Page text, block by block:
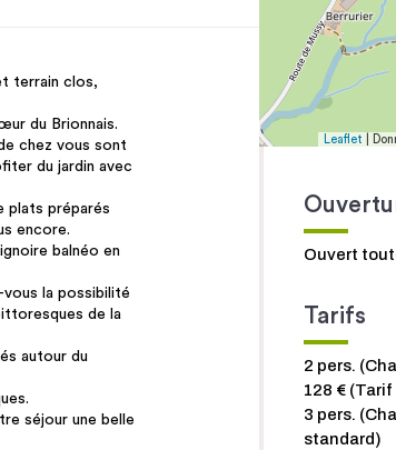
terrain clos,
du Brionnais.
chez vous sont
du jardin avec
plats préparés
encore.
balnéo en
la possibilité
de la
autour du
séjour une belle
Leaflet |
Ouvert
Tarifs
2 pers.
128 €
3 pers.
standard)